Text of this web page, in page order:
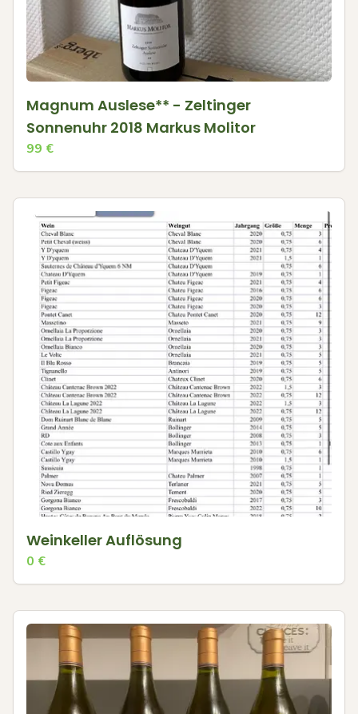
Magnum Auslese** - Zeltinger
Sonnenuhr 2018 Markus Molitor
99 €
Weinkeller Auflösung
0 €